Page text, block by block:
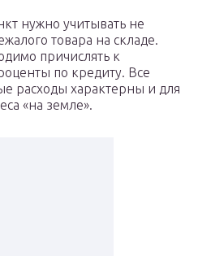
нужно учитывать не
товара на складе.
причислять к
по кредиту. Все
расходы характерны и для
«на земле».­